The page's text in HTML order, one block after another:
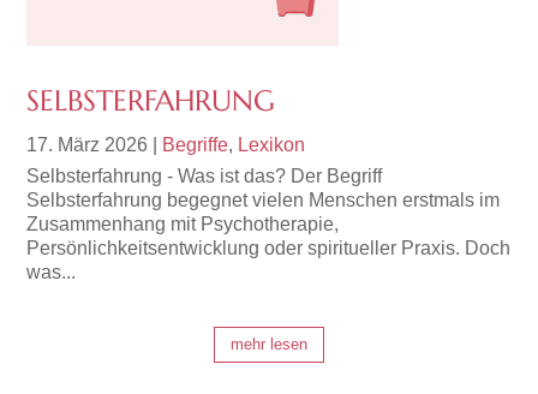
SELBSTERFAHRUNG
17. März 2026 Begriffe, Lexikon
Selbsterfahrung - Was ist das? Der Begriff
Selbsterfahrung begegnet vielen Menschen erstmals im
Zusammenhang mit Psychotherapie,
Persönlichkeitsentwicklung oder spiritueller Praxis. Doch
was...
mehr lesen